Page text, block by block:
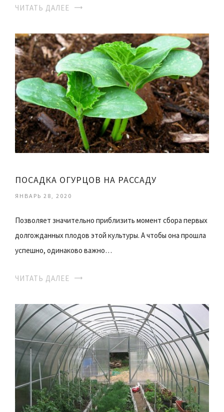
ЧИТАТЬ ДАЛЕЕ
ПОСАДКА ОГУРЦОВ НА РАССАДУ
ЯНВАРЬ 28, 2020
Позволяет значительно приблизить момент сбора первых
долгожданных плодов этой культуры. А чтобы она прошла
успешно, одинаково важно…
ЧИТАТЬ ДАЛЕЕ